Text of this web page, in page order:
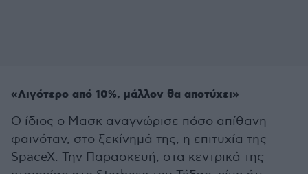
«Λιγότερο από 10%, μάλλον θα αποτύχει»
Ο ίδιος ο Μασκ αναγνώρισε πόσο απίθανη
φαινόταν, στο ξεκίνημά της, η επιτυχία της
SpaceX. Την Παρασκευή, στα κεντρικά της